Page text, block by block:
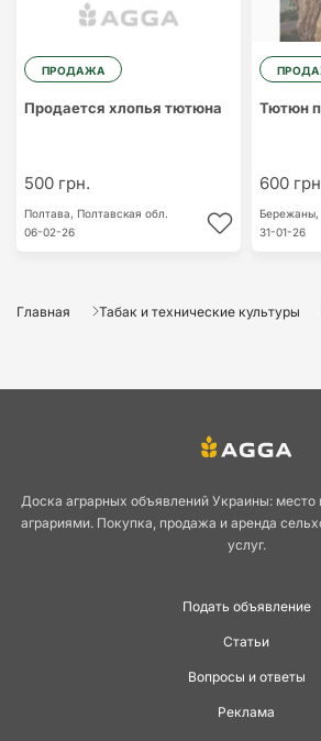
ПРОДАЖА
Продается хлопья тютюна
500 грн.
Полтава, Полтавская обл.
06-02-26
Тютюн
600
Бережаны,
31-01-26
Главная Табак и технические культуры
Доска аграрных объявлений Украины: место
аграриями. Покупка, продажа и аренда
услуг.
Подать объявление
Статьи
Вопросы и ответы
Реклама